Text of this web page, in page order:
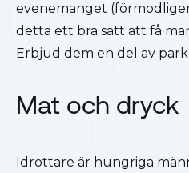
evenemanget
detta ett bra sätt att få
Erbjud dem en del av
Mat och dryck
Idrottare är hungriga